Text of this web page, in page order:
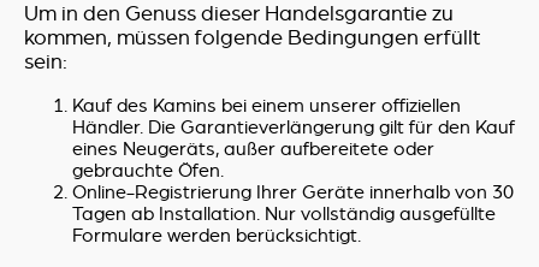
Um in den Genuss dieser Handelsgarantie zu
kommen, müssen folgende Bedingungen erfüllt
sein:
Kauf des Kamins bei einem unserer offiziellen
Händler. Die Garantieverlängerung gilt für den Kauf
eines Neugeräts, außer aufbereitete oder
gebrauchte Öfen.
Online-Registrierung Ihrer Geräte innerhalb von 30
Tagen ab Installation. Nur vollständig ausgefüllte
Formulare werden berücksichtigt.